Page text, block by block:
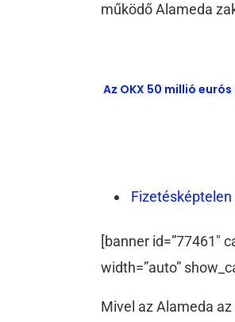
működő Alameda
Az OKX 50 millió
[banner id=”77461″
width=”auto”
Mivel az Alameda